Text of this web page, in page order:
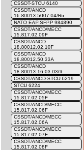
CSSDT-STCU 6140
CSSDT/ANCD
16.80013.5007.04/Ro
NATO EAP.SFPP 984890
CSSDT/ANCD/MECC
15.817.02.09F
CSSDT/ANCD
18.80012.02.10F
CSSDT/ANCD
18.80012.50.33A
CSSDT/ANCD
18.80013.16.03.03/It
CSSDT/ANCD-STCU 6219
STCU 6224
CSSDT/ANCD/MECC
15.817.02.05F
CSSDT/ANCD/MECC
15.817.02.06F
CSSDT/ANCD/MECC
15.817.02.06A
CSSDT/ANCD/MECC
15.817.02.07F
CSSDT/ANCD/MECC
15.817.02.08F